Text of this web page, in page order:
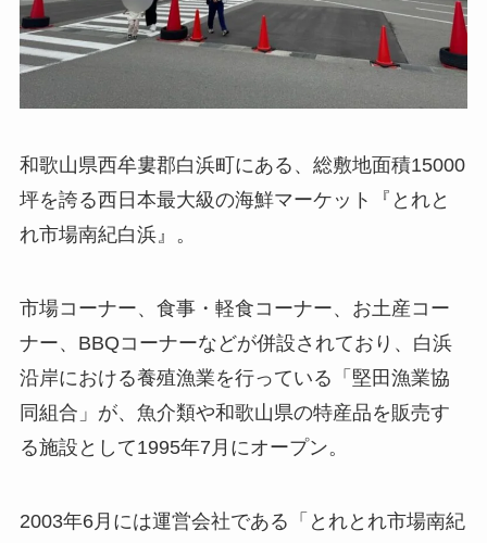
和歌山県西牟婁郡白浜町にある、総敷地面積15000
坪を誇る西日本最大級の海鮮マーケット『とれと
れ市場南紀白浜』。
市場コーナー、食事・軽食コーナー、お土産コー
ナー、BBQコーナーなどが併設されており、白浜
沿岸における養殖漁業を行っている「堅田漁業協
同組合」が、魚介類や和歌山県の特産品を販売す
る施設として1995年7月にオープン。
2003年6月には運営会社である「とれとれ市場南紀